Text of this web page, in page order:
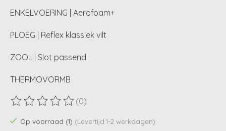
ENKELVOERING | Aerofoam+
PLOEG | Reflex klassiek vilt
ZOOL | Slot passend
THERMOVORMB
De beoordeling van dit product is
(0)
Op voorraad (1) (Levertijd:1-2 werkdagen)